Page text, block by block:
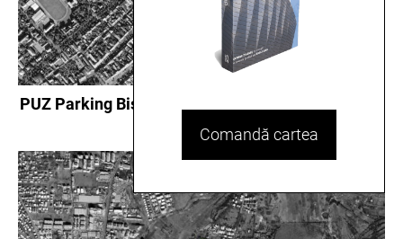
PUZ Parking Bistrița, Bistrița
Comandă cartea